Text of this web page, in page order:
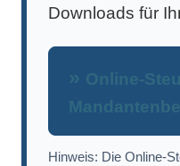
Downloads für
Online-
Hinweis: Die Online-